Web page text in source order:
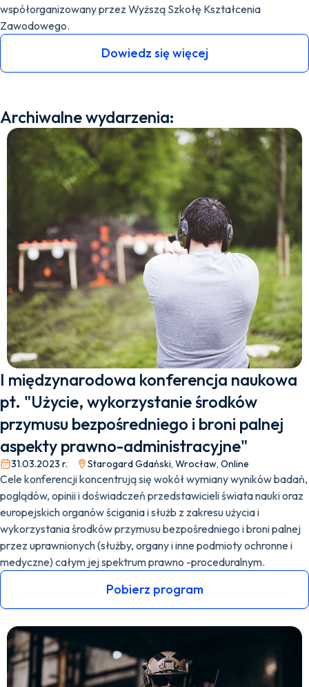
współorganizowany przez Wyższą Szkołę Kształcenia
Zawodowego.
Dowiedz się więcej
Archiwalne wydarzenia:
I międzynarodowa konferencja naukowa
pt. "Użycie, wykorzystanie środków
przymusu bezpośredniego i broni palnej
aspekty prawno-administracyjne"
31.03.2023 r. Starogard Gdański, Wrocław, Online
Cele konferencji koncentrują się wokół wymiany wyników badań,
poglądów, opinii i doświadczeń przedstawicieli świata nauki oraz
europejskich organów ścigania i służb z zakresu użycia i
wykorzystania środków przymusu bezpośredniego i broni palnej
przez uprawnionych (służby, organy i inne podmioty ochronne i
medyczne) całym jej spektrum prawno -proceduralnym.
Pobierz program